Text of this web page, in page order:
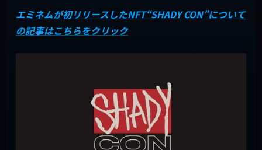
エミネムが初リリースしたNFT“SHADY CON”について
の記事はこちらをクリック